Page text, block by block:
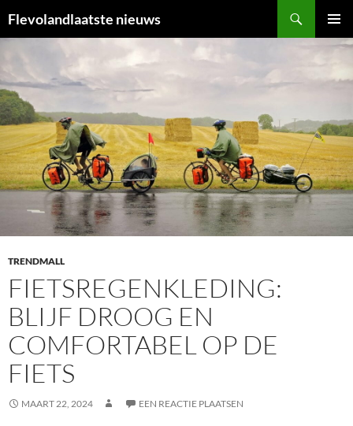
naar
inhoud
Flevolandlaatste nieuws
TRENDMALL
FIETSREGENKLEDING:
BLIJF DROOG EN
COMFORTABEL OP DE
FIETS
MAART 22, 2024 EEN REACTIE PLAATSEN